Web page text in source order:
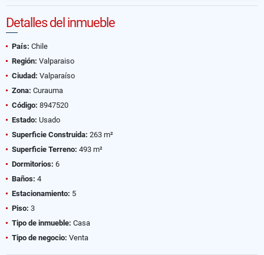
Detalles del inmueble
País: Chile
Región: Valparaiso
Ciudad: Valparaíso
Zona: Curauma
Código: 8947520
Estado: Usado
Superficie Construida: 263 m²
Superficie Terreno: 493 m²
Dormitorios: 6
Baños: 4
Estacionamiento: 5
Piso: 3
Tipo de inmueble: Casa
Tipo de negocio: Venta